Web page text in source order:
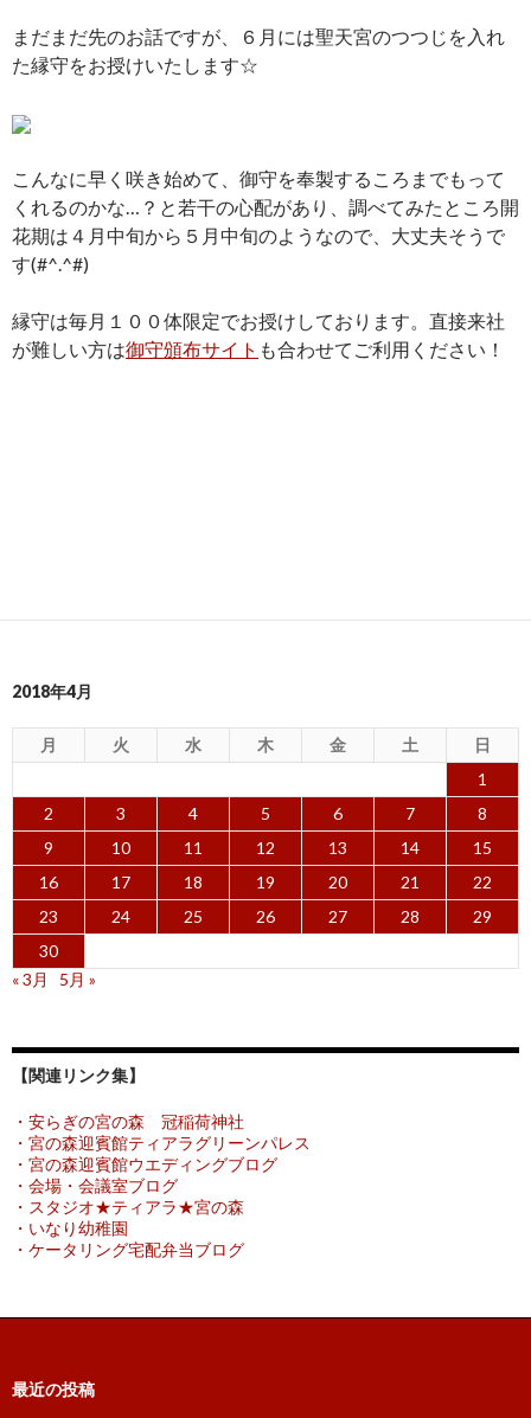
まだまだ先のお話ですが、６月には聖天宮のつつじを入れ
た縁守をお授けいたします☆
こんなに早く咲き始めて、御守を奉製するころまでもって
くれるのかな…？と若干の心配があり、調べてみたところ開
花期は４月中旬から５月中旬のようなので、大丈夫そうで
す(#^.^#)
縁守は毎月１００体限定でお授けしております。直接来社
が難しい方は御守頒布サイト も合わせてご利用ください！
2018年4月
月 火 水 木 金 土
日
1
2
3 4 5 6 7
8
9
10 11 12 13 14
15
16
17 18 19 20 21
22
23
24 25 26 27 28
29
30
« 3月
5月 »
【関連リンク集】
・安らぎの宮の森 冠稲荷神社
・宮の森迎賓館ティアラグリーンパレス
・宮の森迎賓館ウエディングブログ
・会場・会議室ブログ
・スタジオ★ティアラ★宮の森
・いなり幼稚園
・ケータリング宅配弁当ブログ
最近の投稿